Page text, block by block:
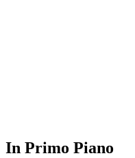
In Primo Piano